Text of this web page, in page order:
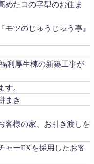
めたコの字型のお住ま
ツのじゅうじゅう亭』
利厚生棟の新築工事が
す。
まき
客様の家、お引き渡しを
ャーEXを採用したお客